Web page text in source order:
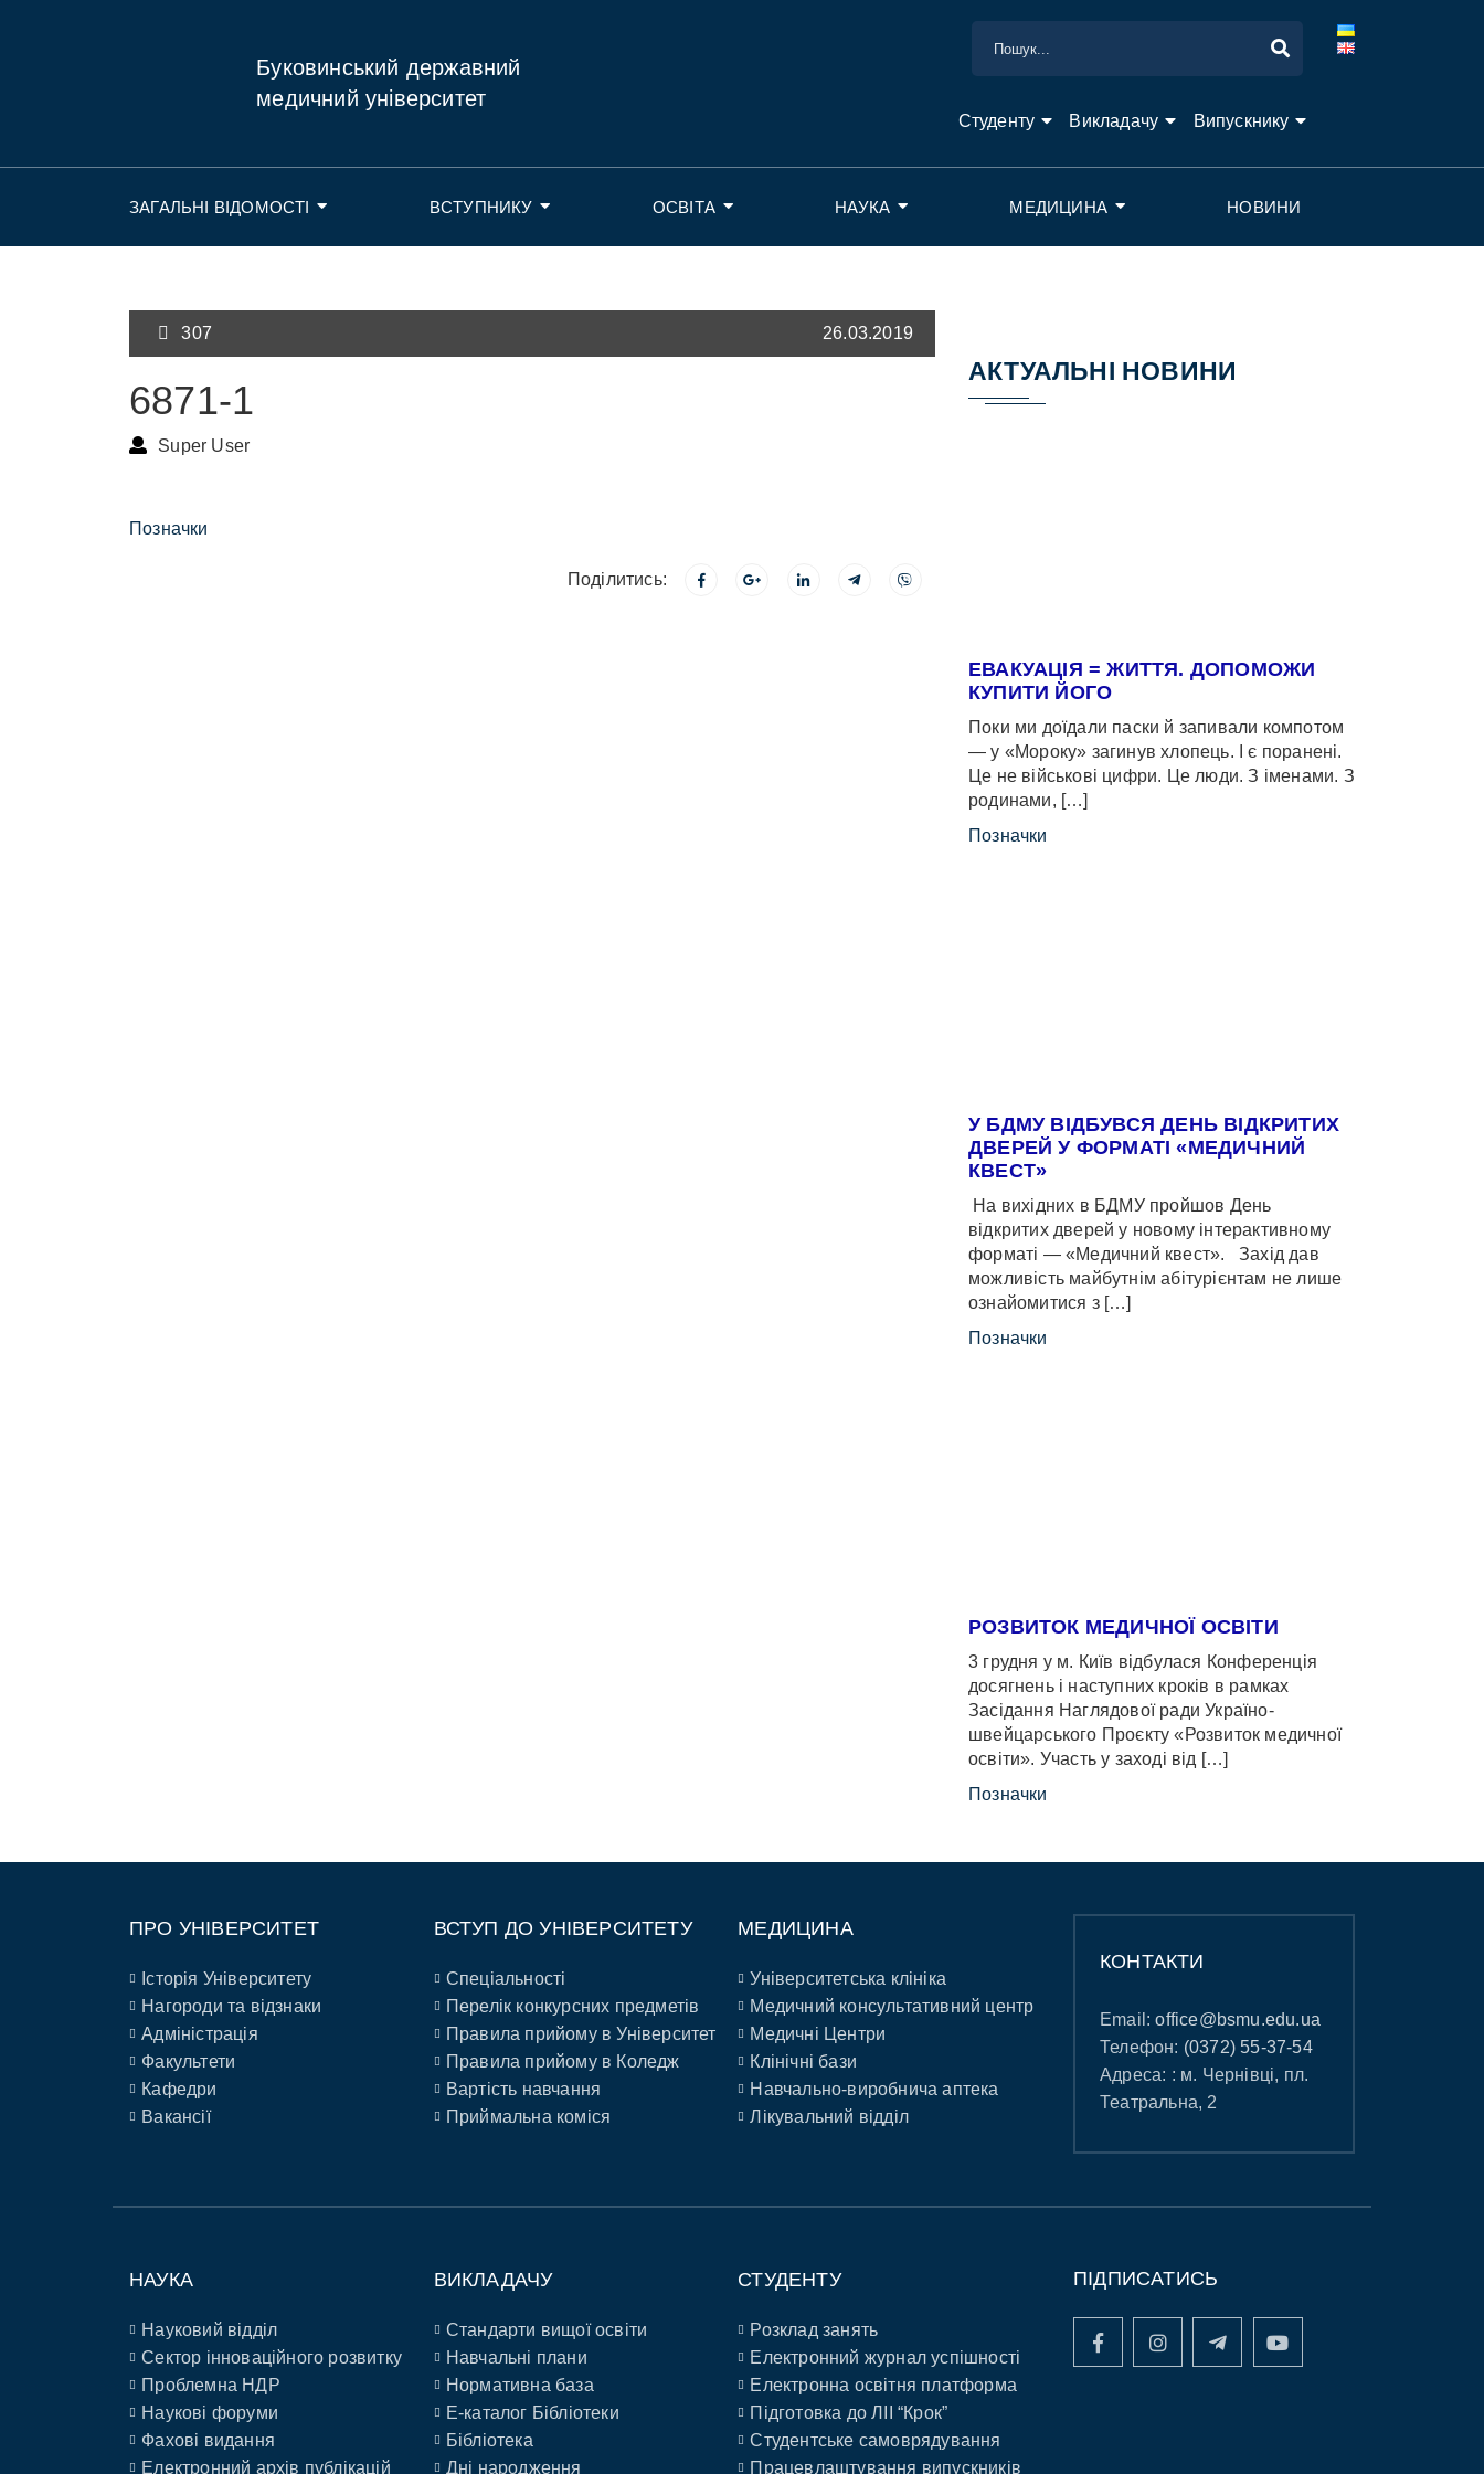
Буковинський державний
медичний університет
Студенту Викладачу Випускнику
ЗАГАЛЬНІ ВІДОМОСТІ ВСТУПНИКУ ОСВІТА НАУКА МЕДИЦИНА НОВИНИ
307 26.03.2019
6871-1
Super User
Позначки
Поділитись:
АКТУАЛЬНІ НОВИНИ
ЕВАКУАЦІЯ = ЖИТТЯ. ДОПОМОЖИ
КУПИТИ ЙОГО
Поки ми доїдали паски й запивали компотом
— у «Мороку» загинув хлопець. І є поранені.
Це не військові цифри. Це люди. З іменами. З
родинами, […]
Позначки
У БДМУ ВІДБУВСЯ ДЕНЬ ВІДКРИТИХ
ДВЕРЕЙ У ФОРМАТІ «МЕДИЧНИЙ
КВЕСТ»
На вихідних в БДМУ пройшов День
відкритих дверей у новому інтерактивному
форматі — «Медичний квест». Захід дав
можливість майбутнім абітурієнтам не лише
ознайомитися з […]
Позначки
РОЗВИТОК МЕДИЧНОЇ ОСВІТИ
3 грудня у м. Київ відбулася Конференція
досягнень і наступних кроків в рамках
Засідання Наглядової ради Україно-
швейцарського Проєкту «Розвиток медичної
освіти». Участь у заході від […]
Позначки
ПРО УНІВЕРСИТЕТ
Історія Університету
Нагороди та відзнаки
Адміністрація
Факультети
Кафедри
Вакансії
ВСТУП ДО УНІВЕРСИТЕТУ
Спеціальності
Перелік конкурсних предметів
Правила прийому в Університет
Правила прийому в Коледж
Вартість навчання
Приймальна коміся
МЕДИЦИНА
Університетська клініка
Медичний консультативний центр
Медичні Центри
Клінічні бази
Навчально-виробнича аптека
Лікувальний відділ
КОНТАКТИ
Email:office@bsmu.edu.ua
Телефон: (0372) 55-37-54
Адреса: : м. Чернівці, пл.
Театральна, 2
НАУКА
Науковий відділ
Сектор інноваційного розвитку
Проблемна НДР
Наукові форуми
Фахові видання
Електронний архів публікацій
ВИКЛАДАЧУ
Стандарти вищої освіти
Навчальні плани
Нормативна база
E-каталог Бібліотеки
Бібліотека
Дні народження
СТУДЕНТУ
Розклад занять
Електронний журнал успішності
Електронна освітня платформа
Підготовка до ЛІІ “Крок”
Студентське самоврядування
Працевлаштування випускників
ПІДПИСАТИСЬ